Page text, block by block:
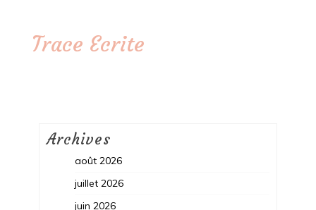
Trace Ecrite
Archives
août 2026
juillet 2026
juin 2026